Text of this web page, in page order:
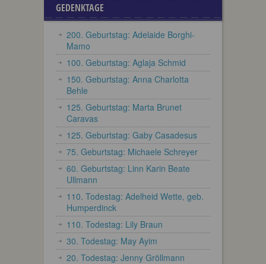
GEDENKTAGE
200. Geburtstag: Adelaide Borghi-
Mamo
100. Geburtstag: Aglaja Schmid
150. Geburtstag: Anna Charlotta
Behle
125. Geburtstag: Marta Brunet
Caravas
125. Geburtstag: Gaby Casadesus
75. Geburtstag: Michaele Schreyer
60. Geburtstag: Linn Karin Beate
Ullmann
110. Todestag: Adelheid Wette, geb.
Humperdinck
110. Todestag: Lily Braun
30. Todestag: May Ayim
20. Todestag: Jenny Gröllmann